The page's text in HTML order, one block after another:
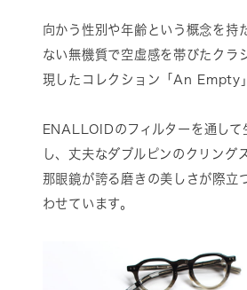
向かう性別や年齢という概念を持
ない無機質で空虚感を帯びたクラ
現したコレクション「An Empty
ENALLOIDのフィルターを通して
し、丈夫なダブルピンのクリング
那眼鏡が誇る磨きの美しさが際立
わせています。